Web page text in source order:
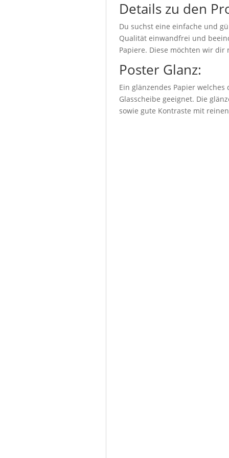
Details zu den
Du suchst eine einfache und
Qualität einwandfrei und
Papiere. Diese möchten wir
Poster Glanz:
Ein glänzendes Papier
Glasscheibe geeignet. Die
sowie gute Kontraste mit